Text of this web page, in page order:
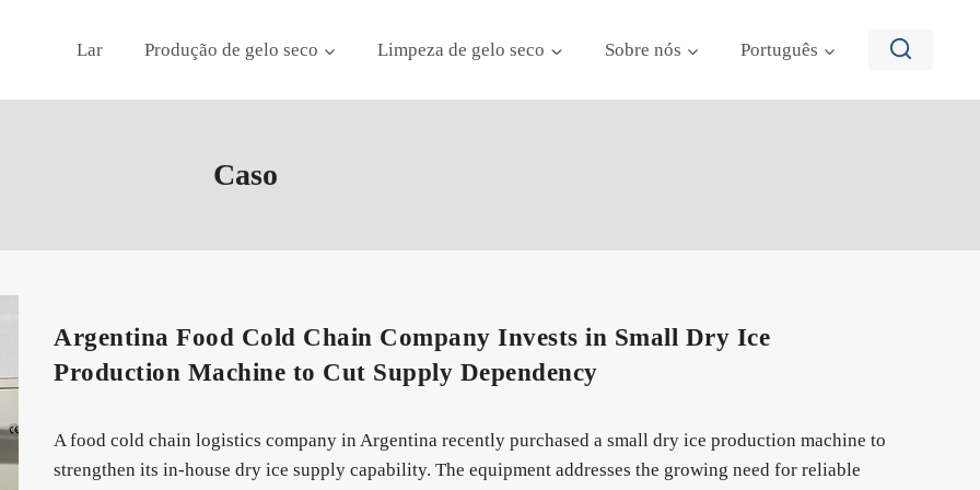
Lar Produção de gelo seco Limpeza de gelo seco Sobre nós Português
Caso
Argentina Food Cold Chain Company Invests in Small Dry Ice
Production Machine to Cut Supply Dependency
A food cold chain logistics company in Argentina recently purchased a small dry ice production machine to
strengthen its in-house dry ice supply capability. The equipment addresses the growing need for reliable